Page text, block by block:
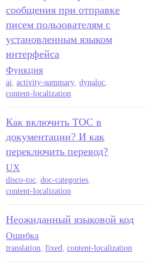
сообщения при отправке
писем пользователям с
установленным языком
интерфейса
Функция
ai, activity-summary, dynaloc,
content-localization
Как включить TOC в
документации? И как
переключить перевод?
UX
disco-toc, doc-categories,
content-localization
Неожиданный языковой код
Ошибка
translation, fixed, content-localization